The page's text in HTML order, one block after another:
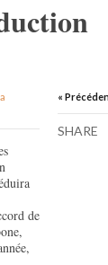
de
«
SHARE